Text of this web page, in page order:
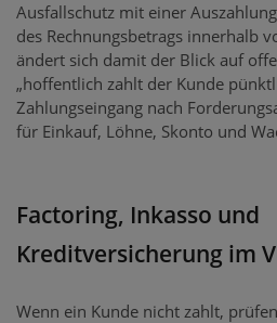
Ausfallschutz mit einer
des Rechnungsbetrags innerhalb
ändert sich damit der Blick auf
„hoffentlich zahlt der Kunde
Zahlungseingang nach
für Einkauf, Löhne, Skonto und
Factoring, Inkasso und
Kreditversicherung im
Wenn ein Kunde nicht zahlt,